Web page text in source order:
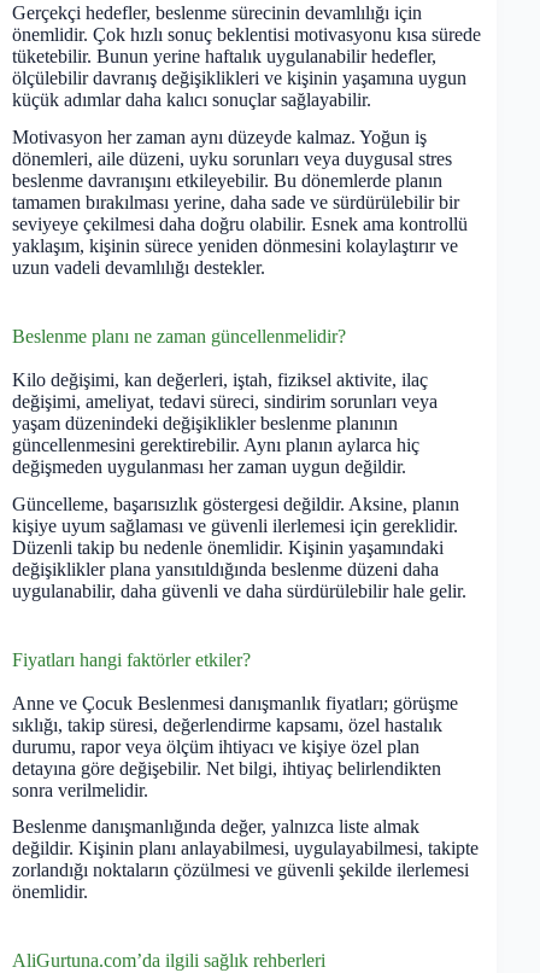
Gerçekçi hedefler, beslenme sürecinin devamlılığı için
önemlidir. Çok hızlı sonuç beklentisi motivasyonu kısa sürede
tüketebilir. Bunun yerine haftalık uygulanabilir hedefler,
ölçülebilir davranış değişiklikleri ve kişinin yaşamına uygun
küçük adımlar daha kalıcı sonuçlar sağlayabilir.
Motivasyon her zaman aynı düzeyde kalmaz. Yoğun iş
dönemleri, aile düzeni, uyku sorunları veya duygusal stres
beslenme davranışını etkileyebilir. Bu dönemlerde planın
tamamen bırakılması yerine, daha sade ve sürdürülebilir bir
seviyeye çekilmesi daha doğru olabilir. Esnek ama kontrollü
yaklaşım, kişinin sürece yeniden dönmesini kolaylaştırır ve
uzun vadeli devamlılığı destekler.
Beslenme planı ne zaman güncellenmelidir?
Kilo değişimi, kan değerleri, iştah, fiziksel aktivite, ilaç
değişimi, ameliyat, tedavi süreci, sindirim sorunları veya
yaşam düzenindeki değişiklikler beslenme planının
güncellenmesini gerektirebilir. Aynı planın aylarca hiç
değişmeden uygulanması her zaman uygun değildir.
Güncelleme, başarısızlık göstergesi değildir. Aksine, planın
kişiye uyum sağlaması ve güvenli ilerlemesi için gereklidir.
Düzenli takip bu nedenle önemlidir. Kişinin yaşamındaki
değişiklikler plana yansıtıldığında beslenme düzeni daha
uygulanabilir, daha güvenli ve daha sürdürülebilir hale gelir.
Fiyatları hangi faktörler etkiler?
Anne ve Çocuk Beslenmesi danışmanlık fiyatları; görüşme
sıklığı, takip süresi, değerlendirme kapsamı, özel hastalık
durumu, rapor veya ölçüm ihtiyacı ve kişiye özel plan
detayına göre değişebilir. Net bilgi, ihtiyaç belirlendikten
sonra verilmelidir.
Beslenme danışmanlığında değer, yalnızca liste almak
değildir. Kişinin planı anlayabilmesi, uygulayabilmesi, takipte
zorlandığı noktaların çözülmesi ve güvenli şekilde ilerlemesi
önemlidir.
AliGurtuna.com’da ilgili sağlık rehberleri